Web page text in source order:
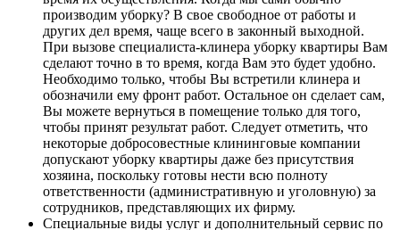
производим уборку? В свое свободное от работы и
других дел время, чаще всего в законный выходной.
При вызове специалиста-клинера уборку квартиры Вам
сделают точно в то время, когда Вам это будет удобно.
Необходимо только, чтобы Вы встретили клинера и
обозначили ему фронт работ. Остальное он сделает сам,
Вы можете вернуться в помещение только для того,
чтобы принят результат работ. Следует отметить, что
некоторые добросовестные клининговые компании
допускают уборку квартиры даже без присутствия
хозяина, поскольку готовы нести всю полноту
ответственности (административную и уголовную) за
сотрудников, представляющих их фирму.
Специальные виды услуг и дополнительный сервис по